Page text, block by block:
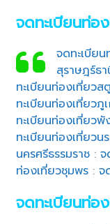
จดทะเบียนท่อ
จดทะเบียน
สุราษฎร์ธ
ทะเบียนท่องเที่ยวส
ทะเบียนท่องเที่ยวภู
ทะเบียนท่องเที่ยวพั
ทะเบียนท่องเที่ยวน
นครศรีธรรมราช :จ
ท่องเที่ยวชุมพร :จ
จดทะเบียนท่อ